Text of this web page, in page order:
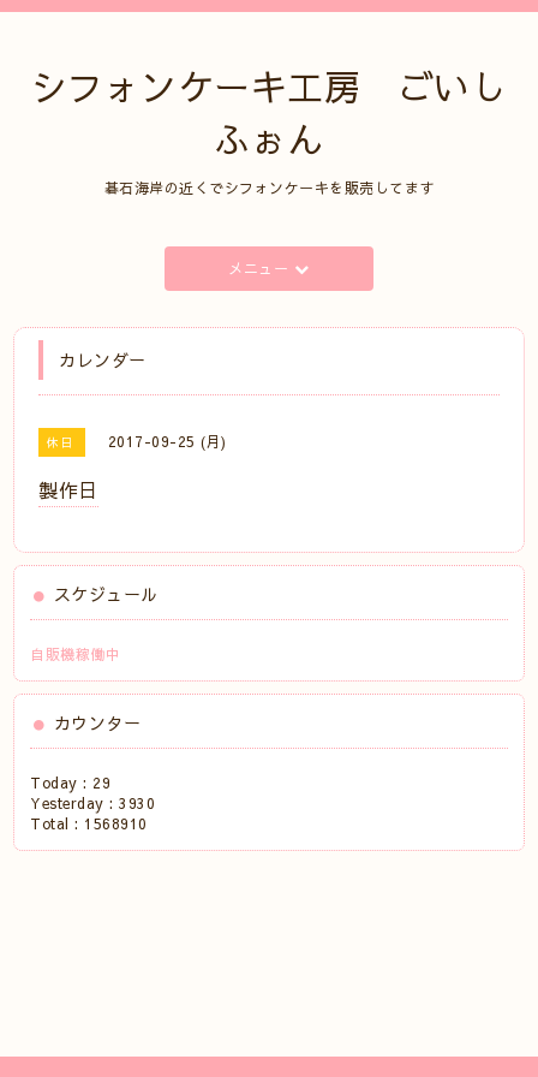
シフォンケーキ工房 ごいし
ふぉん
碁石海岸の近くでシフォンケーキを販売してます
メニュー
カレンダー
休日 2017-09-25 (月)
製作日
スケジュール
自販機稼働中
カウンター
Today : 29
Yesterday :3930
Total : 1568910